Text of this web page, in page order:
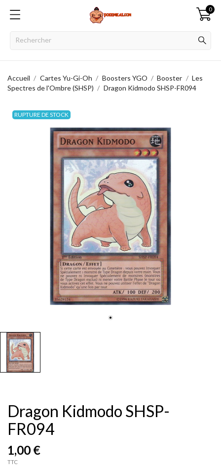
0
Accueil Cartes Yu-Gi-Oh Boosters YGO Booster
Les
Spectres de l'Ombre (SHSP)
Dragon Kidmodo SHSP-FR094
RUPTURE DE STOCK
Dragon Kidmodo SHSP-
FR094
1,00 €
TTC